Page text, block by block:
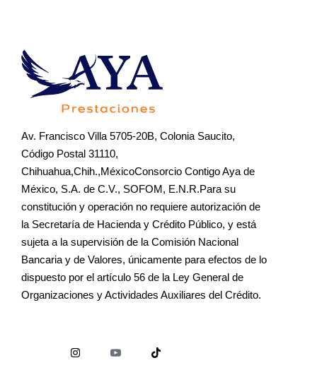
Av. Francisco Villa 5705-20B, Colonia Saucito,
Código Postal 31110,
Chihuahua,Chih.,MéxicoConsorcio Contigo Aya de
México, S.A. de C.V., SOFOM, E.N.R.Para su
constitución y operación no requiere autorización de
la Secretaría de Hacienda y Crédito Público, y está
sujeta a la supervisión de la Comisión Nacional
Bancaria y de Valores, únicamente para efectos de lo
dispuesto por el artículo 56 de la Ley General de
Organizaciones y Actividades Auxiliares del Crédito.